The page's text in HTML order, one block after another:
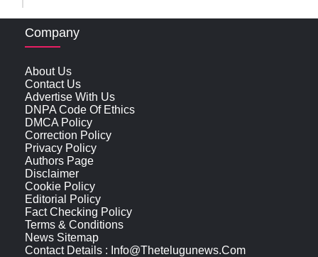
Company
About Us
Contact Us
Advertise With Us
DNPA Code Of Ethics
DMCA Policy
Correction Policy
Privacy Policy
Authors Page
Disclaimer
Cookie Policy
Editorial Policy
Fact Checking Policy
Terms & Conditions
News Sitemap
Contact Details : Info@thetelugunews.com